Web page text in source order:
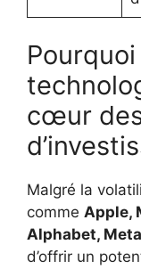
cœur
Malgré la
comme Apple,
Alphabet,
d’offrir un